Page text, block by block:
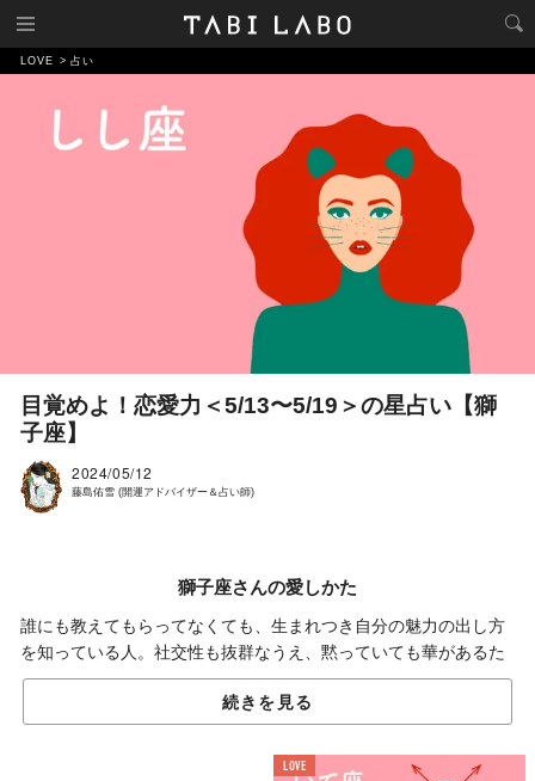
LOVE 占い
目覚めよ！恋愛力＜5/13〜5/19＞の星占い【獅
子座】
2024/05/12
藤島佑雪 (開運アドバイザー＆占い師)
獅子座さんの愛しかた
誰にも教えてもらってなくても、生まれつき自分の魅力の出し方
を知っている人。社交性も抜群なうえ、黙っていても華があるた
め、モテます。また、そのことを自分でもわかっていて、プライ
ドも高め。お相手には、それなりの扱いを求めます。ゆえに、ち
ょっとでも雑に扱われると、もうダメ。
続きを見る
LOVE